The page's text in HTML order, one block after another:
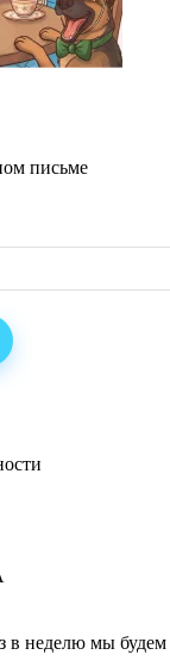
письме
в неделю мы будем